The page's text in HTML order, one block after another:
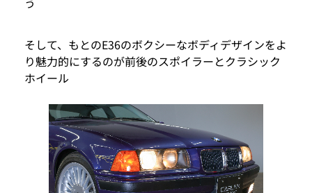
そして、もとのE36のボクシーなボディデザインをよ
り魅力的にするのが前後のスポイラーとクラシック
ホイール